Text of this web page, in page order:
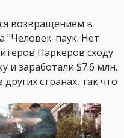
возвращением в
"Человек-паук: Нет
Паркеров сходу
и заработали $7.6 млн.
странах, так что